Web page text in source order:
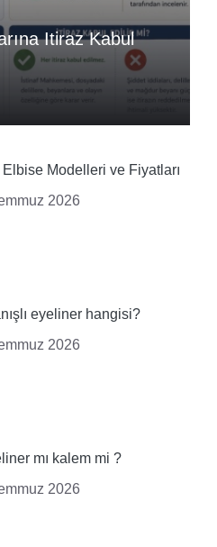
Itiraz Kabul
Elbise Modelleri ve Fiyatları
2026
eyeliner hangisi?
2026
mı kalem mi ?
2026